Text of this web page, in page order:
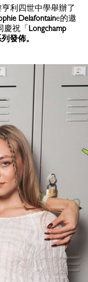
亨利四世中學舉辦了
Delafontaine的邀
慶祝「Longchamp
發佈。